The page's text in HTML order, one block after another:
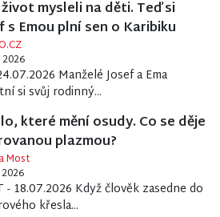
mysleli na děti. Teď si
s Emou plní sen o Karibiku
Manželé Josef a Ema
si svůj rodinný...
které mění osudy. Co se děje
plazmou?
Most
- 18.07.2026 Když člověk zasedne do
křesla...